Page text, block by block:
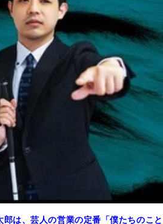
郎は、芸人の営業の定番「僕たちのこと